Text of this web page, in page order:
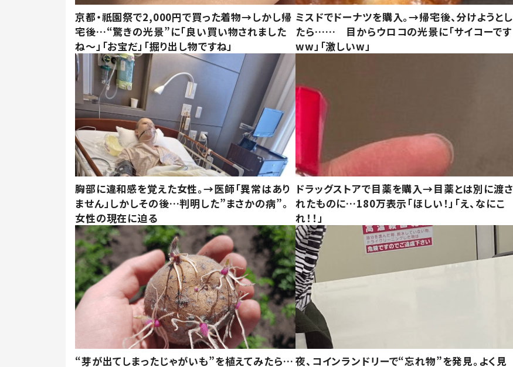
京都・祇園祭で2,000円で買った着物→しかし帰
宅後…“驚きの光景”に「良い買い物されました
ね～」「お宝だ」「掘り出し物ですね」
ミスドでドーナツを購入。→帰宅後、分けようとし
たら…… 目からウロコの光景に「サイコーです
ww」「激しいw」
胸部に違和感を覚えた女性。→医師「異常はあり
ません」しかしその後…判明した”まさかの病”。
女性の現在に迫る
ドラッグストアで目薬を購入→目薬とは別に渡さ
れたものに…180万表示「ほしい！」「え、なにこ
れ！！」
“芽が出てしまったじゃがいも”を植えてみたら… 夜、コインランドリーで“忘れ物”を発見。よく見